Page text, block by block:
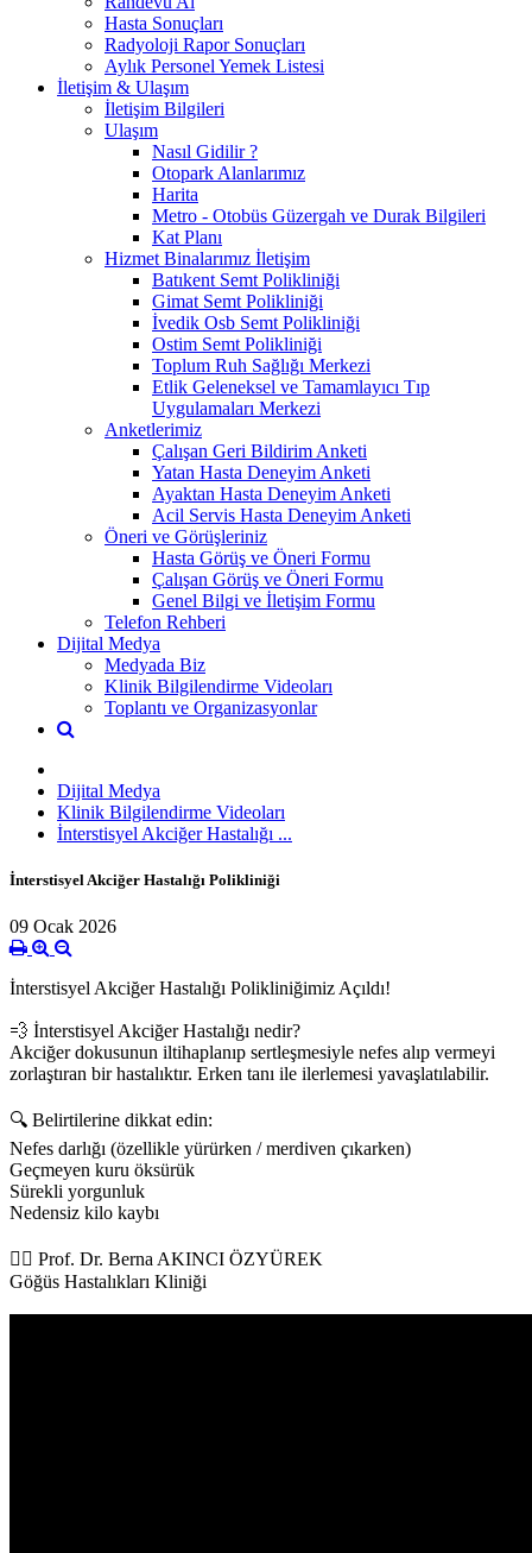
Hasta Sonuçları
Radyoloji Rapor Sonuçları
Aylık Personel Yemek Listesi
İletişim & Ulaşım
İletişim Bilgileri
Ulaşım
Nasıl Gidilir ?
Otopark Alanlarımız
Harita
Metro - Otobüs Güzergah ve Durak Bilgileri
Kat Planı
Hizmet Binalarımız İletişim
Batıkent Semt Polikliniği
Gimat Semt Polikliniği
İvedik Osb Semt Polikliniği
Ostim Semt Polikliniği
Toplum Ruh Sağlığı Merkezi
Etlik Geleneksel ve Tamamlayıcı Tıp
Uygulamaları Merkezi
Anketlerimiz
Çalışan Geri Bildirim Anketi
Yatan Hasta Deneyim Anketi
Ayaktan Hasta Deneyim Anketi
Acil Servis Hasta Deneyim Anketi
Öneri ve Görüşleriniz
Hasta Görüş ve Öneri Formu
Çalışan Görüş ve Öneri Formu
Genel Bilgi ve İletişim Formu
Telefon Rehberi
Dijital Medya
Medyada Biz
Klinik Bilgilendirme Videoları
Toplantı ve Organizasyonlar
Dijital Medya
Klinik Bilgilendirme Videoları
İnterstisyel Akciğer Hastalığı ...
İnterstisyel Akciğer Hastalığı Polikliniği
09 Ocak 2026
İnterstisyel Akciğer Hastalığı Polikliniğimiz Açıldı!
💨 İnterstisyel Akciğer Hastalığı nedir?
Akciğer dokusunun iltihaplanıp sertleşmesiyle nefes alıp vermeyi
zorlaştıran bir hastalıktır. Erken tanı ile ilerlemesi yavaşlatılabilir.
🔍 Belirtilerine dikkat edin:
Nefes darlığı (özellikle yürürken / merdiven çıkarken)
Geçmeyen kuru öksürük
Sürekli yorgunluk
Nedensiz kilo kaybı
👩‍⚕️ Prof. Dr. Berna AKINCI ÖZYÜREK
Göğüs Hastalıkları Kliniği